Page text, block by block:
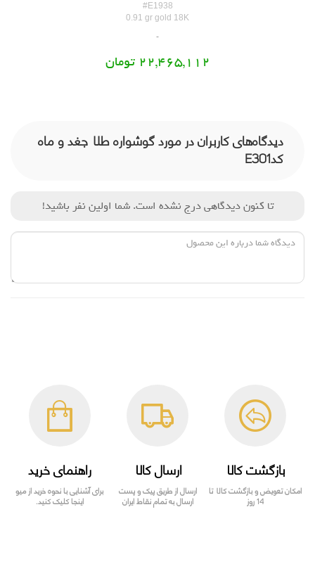
#E1938
0.91 gr gold 18K
22,465,112 تومان
دیدگاه‌های کاربران در مورد گوشواره طلا جغد و ماه
کدE301
تا کنون دیدگاهی درج نشده است. شما اولین نفر باشید!
بازگشت کالا
امکان تعویض و بازگشت کالا تا
14 روز
ارسال کالا
ارسال از طریق پیک و پست
ارسال به تمام نقاط ایران
راهنمای خرید
برای آشنایی با نحوه خرید از میو
اینجا کلیک کنید.